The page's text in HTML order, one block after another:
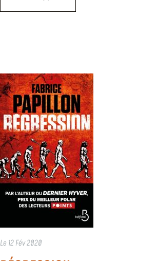
Le 12 Fév 2020